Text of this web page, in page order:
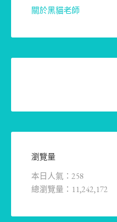
關於黑貓老師
瀏覽量
本日人氣：258
總瀏覽量：11,242,172